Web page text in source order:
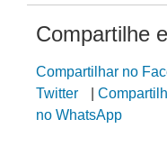
Compartilhe
Compartilhar no
Twitter
no WhatsApp